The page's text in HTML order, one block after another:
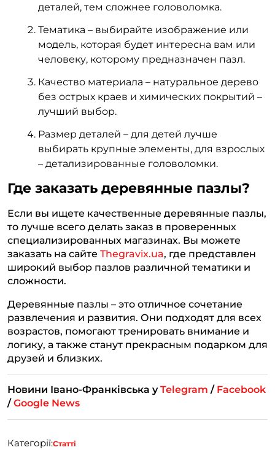
деталей, тем сложнее головоломка.
Тематика – выбирайте изображение или
модель, которая будет интересна вам или
человеку, которому предназначен пазл.
Качество материала – натуральное дерево
без острых краев и химических покрытий –
лучший выбор.
Размер деталей – для детей лучше
выбирать крупные элементы, для взрослых
– детализированные головоломки.
Где заказать деревянные пазлы?
Если вы ищете качественные деревянные пазлы,
то лучше всего делать заказ в проверенных
специализированных магазинах. Вы можете
заказать на сайте Thegravix.ua, где представлен
широкий выбор пазлов различной тематики и
сложности.
Деревянные пазлы – это отличное сочетание
развлечения и развития. Они подходят для всех
возрастов, помогают тренировать внимание и
логику, а также станут прекрасным подарком для
друзей и близких.
Новини Івано-Франківська уTelegram / Facebook
/Google News
Категорії:Статті